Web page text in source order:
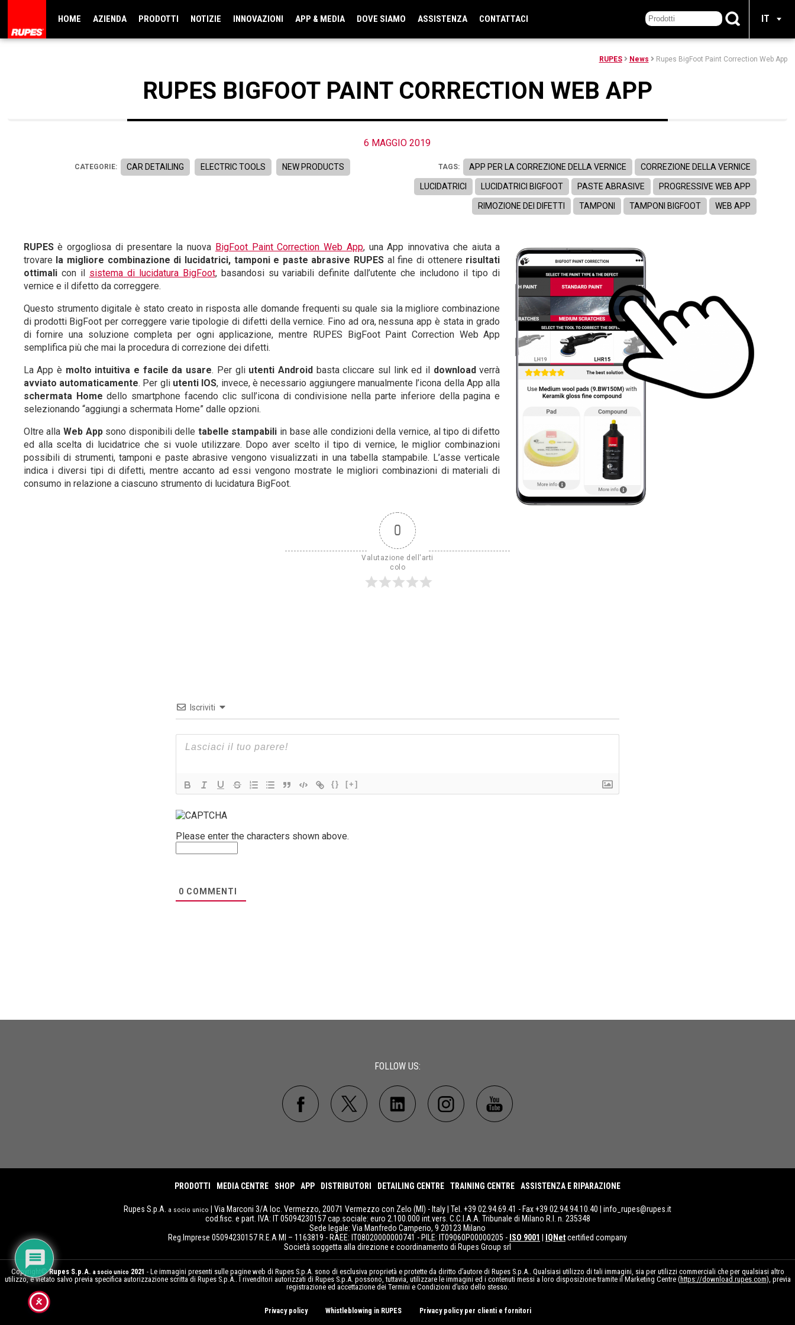
HOME AZIENDA PRODOTTI NOTIZIE INNOVAZIONI APP & MEDIA DOVE SIAMO ASSISTENZA CONTATTACI IT
RUPES News Rupes BigFoot Paint Correction Web App
RUPES BIGFOOT PAINT CORRECTION WEB APP
6 MAGGIO 2019
CATEGORIE: CAR DETAILING ELECTRIC TOOLS NEW PRODUCTS TAGS: APP PER LA CORREZIONE DELLA VERNICE CORREZIONE DELLA VERNICE
LUCIDATRICI LUCIDATRICI BIGFOOT PASTE ABRASIVE PROGRESSIVE WEB APP
RIMOZIONE DEI DIFETTI TAMPONI TAMPONI BIGFOOT WEB APP
RUPESè orgogliosa di presentare la nuova BigFoot Paint Correction Web App, una App innovativa che aiuta a
trovare la migliore combinazione di lucidatrici, tamponi e paste abrasive RUPES al fine di ottenere risultati
ottimalicon il sistema di lucidatura BigFoot, basandosi su variabili definite dall’utente che includono il tipo di
vernice e il difetto da correggere.
Questo strumento digitale è stato creato in risposta alle domande frequenti su quale sia la migliore combinazione
di prodotti BigFoot per correggere varie tipologie di difetti della vernice. Fino ad ora, nessuna app è stata in grado
di fornire una soluzione completa per ogni applicazione, mentre RUPES BigFoot Paint Correction Web App
semplifica più che mai la procedura di correzione dei difetti.
La App è molto intuitiva e facile da usare. Per gli utenti Androidbasta cliccare sul link ed il downloadverrà
avviato automaticamente. Per gli utenti IOS, invece, è necessario aggiungere manualmente l’icona della App alla
schermata Home dello smartphone facendo clic sull’icona di condivisione nella parte inferiore della pagina e
selezionando “aggiungi a schermata Home” dalle opzioni.
Oltre alla Web Appsono disponibili delle tabelle stampabili in base alle condizioni della vernice, al tipo di difetto
ed alla scelta di lucidatrice che si vuole utilizzare. Dopo aver scelto il tipo di vernice, le miglior combinazioni
possibili di strumenti, tamponi e paste abrasive vengono visualizzati in una tabella stampabile. L’asse verticale
indica i diversi tipi di difetti, mentre accanto ad essi vengono mostrate le migliori combinazioni di materiali di
consumo in relazione a ciascuno strumento di lucidatura BigFoot.
0
Valutazione dell'arti
colo
Iscriviti
{} [+]
Please enter the characters shown above.
0 COMMENTI
FOLLOW US:
PRODOTTI MEDIA CENTRE SHOP APP DISTRIBUTORI DETAILING CENTRE TRAINING CENTRE ASSISTENZA E RIPARAZIONE
Rupes S.p.A. a socio unico | Via Marconi 3/A loc. Vermezzo, 20071 Vermezzo con Zelo (MI) - Italy | Tel. +39 02.94.69.41 - Fax +39 02.94.94.10.40 | info_rupes@rupes.it
cod.fisc. e part. IVA: IT 05094230157 cap.sociale: euro 2.100.000 int.vers. C.C.I.A.A. Tribunale di Milano R.I. n. 235348
Sede legale: Via Manfredo Camperio, 9 20123 Milano
Reg.Imprese 05094230157 R.E.A MI – 1163819 - RAEE: IT08020000000741 - PILE: IT09060P00000205 - ISO 9001 IQNetcertified company
Società soggetta alla direzione e coordinamento di Rupes Group srl
Copyright©Rupes S.p.A. a socio unico 2021 - Le immagini presenti sulle pagine web di Rupes S.p.A. sono di esclusiva proprietà e protette da diritto d’autore di Rupes S.p.A.. Qualsiasi utilizzo di tali immagini, sia per utilizzi commerciali che per qualsiasi altro
utilizzo, è vietato salvo previa specifica autorizzazione scritta di Rupes S.p.A.. I rivenditori autorizzati di Rupes S.p.A. possono, tuttavia, utilizzare le immagini ed i contenuti messi a loro disposizione tramite il Marketing Centre (https://download.rupes.com), previa
registrazione ed accettazione dei Termini e Condizioni d’uso dello stesso.
Privacy policy Whistleblowing in RUPES Privacy policy per clienti e fornitori